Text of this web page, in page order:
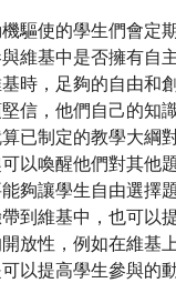
驅使的學生們會定
維基中是否擁有自
時，足夠的自由和
信，他們自己的知
已制定的教學大綱
以喚醒他們對其他
夠讓學生自由選擇
到維基中，也可以
放性，例如在維基
以提高學生參與的